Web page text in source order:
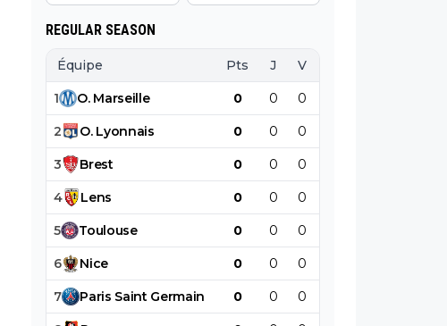
REGULAR SEASON
Équipe Pts J V
1 O. Marseille 0 0 0
2 O. Lyonnais 0 0 0
3 Brest 0 0 0
4 Lens 0 0 0
5 Toulouse 0 0 0
6 Nice 0 0 0
7 Paris Saint Germain 0 0 0